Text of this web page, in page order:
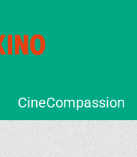
CineCompassion